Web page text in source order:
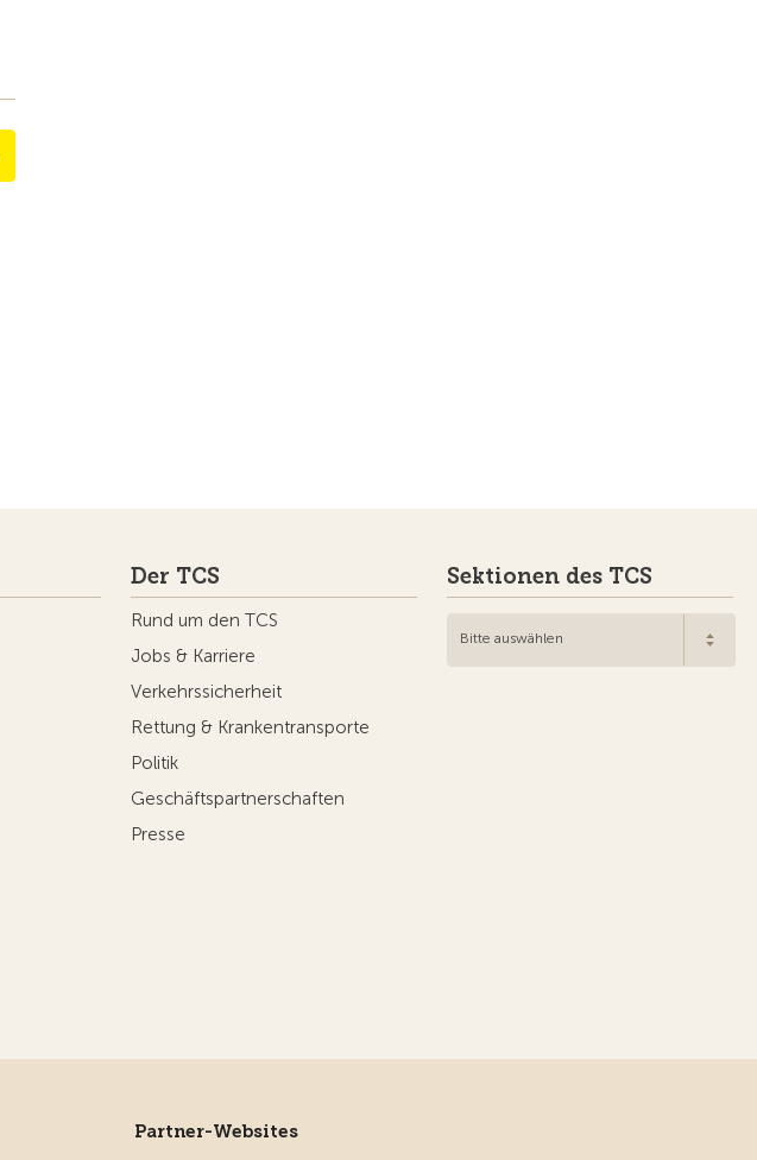
Der TCS
Rund um den TCS
Jobs & Karriere
Verkehrssicherheit
Rettung & Krankentransporte
Politik
Geschäftspartnerschaften
Presse
Sektionen des TCS
Bitte auswählen
Partner-Websites